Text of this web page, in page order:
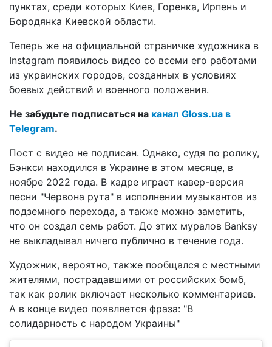
пунктах, среди которых Киев, Горенка, Ирпень и
Бородянка Киевской области.
Теперь же на официальной страничке художника в
Instagram появилось видео со всеми его работами
из украинских городов, созданных в условиях
боевых действий и военного положения.
Не забудьте подписаться на канал Gloss.ua в
Telegram.
Пост с видео не подписан. Однако, судя по ролику,
Бэнкси находился в Украине в этом месяце, в
ноябре 2022 года. В кадре играет кавер-версия
песни "Червона рута" в исполнении музыкантов из
подземного перехода, а также можно заметить,
что он создал семь работ. До этих муралов Banksy
не выкладывал ничего публично в течение года.
Художник, вероятно, также пообщался с местными
жителями, пострадавшими от российских бомб,
так как ролик включает несколько комментариев.
А в конце видео появляется фраза: "В
солидарность с народом Украины"